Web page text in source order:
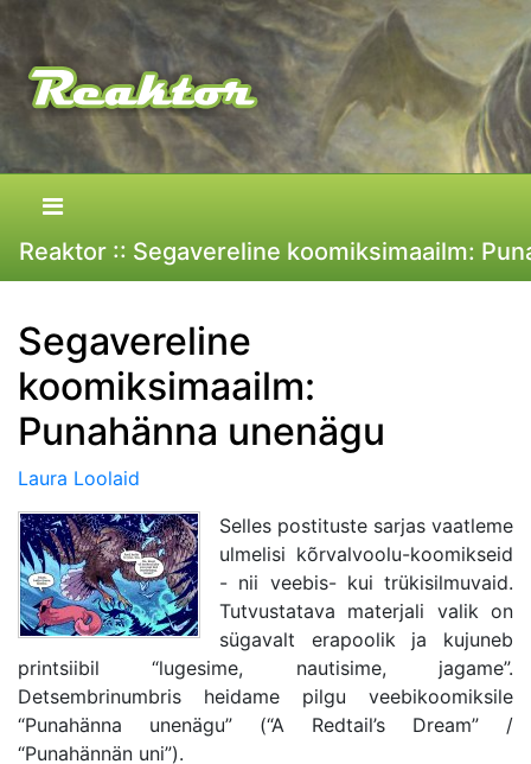
Reaktor :: Segavereline koomiksimaailm:
Segavereline
koomiksimaailm:
Punahänna unenägu
Laura Loolaid
Selles postituste sarjas vaatleme
ulmelisi kõrvalvoolu-koomikseid
- nii veebis- kui trükisilmuvaid.
Tutvustatava materjali valik on
sügavalt erapoolik ja kujuneb
printsiibil “lugesime, nautisime, jagame”.
Detsembrinumbris heidame pilgu veebikoomiksile
“Punahänna unenägu” (“A Redtail’s Dream” /
“Punahännän uni”).